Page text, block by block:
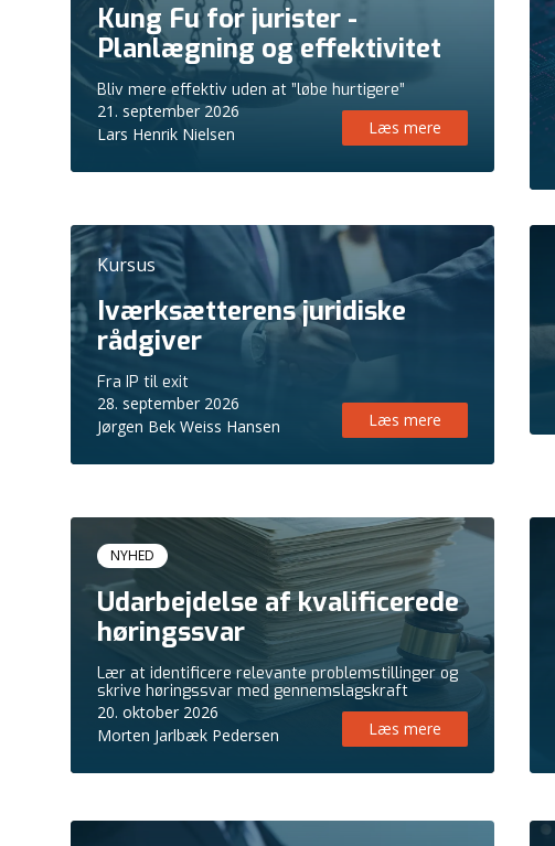
Kung Fu for jurister -
Planlægning og effektivitet
Bliv mere effektiv uden at ”løbe hurtigere”
21. september 2026
Lars Henrik Nielsen
Læs mere
Kursus
Iværksætterens juridiske
rådgiver
Fra IP til exit
28. september 2026
Jørgen Bek Weiss Hansen
Læs mere
NYHED
Kursus
Udarbejdelse af kvalificerede
høringssvar
Lær at identificere relevante problemstillinger og
skrive høringssvar med gennemslagskraft
20. oktober 2026
Morten Jarlbæk Pedersen
Læs mere